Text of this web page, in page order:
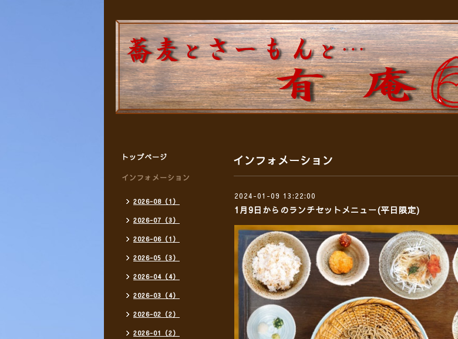
インフォメーション
2024-01-09 13:22:00
1月9日からのランチセットメニュー(平日限定)
トップページ
インフォメーション
2026-08（1）
2026-07（3）
2026-06（1）
2026-05（3）
2026-04（4）
2026-03（4）
2026-02（2）
2026-01（2）